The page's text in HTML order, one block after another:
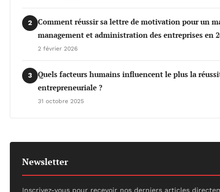
2
Comment réussir sa lettre de motivation pour un
management et administration des entreprises en
2 février 2026
3
Quels facteurs humains influencent le plus la
entrepreneuriale ?
31 octobre 2025
Newsletter
Inscrivez-vous pour recevoir nos derniers articles